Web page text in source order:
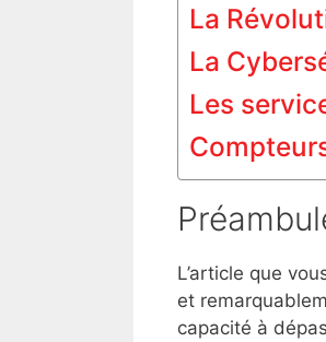
La
La
Les
L’article que
et
capacité à